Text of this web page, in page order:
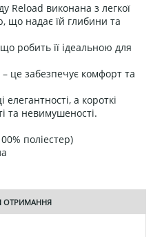
Reload виконана з легкої
що надає їй глибини та
робить її ідеальною для
це забезпечує комфорт та
а короткі
та невимушеності.
поліестер)
ОТРИМАННЯ